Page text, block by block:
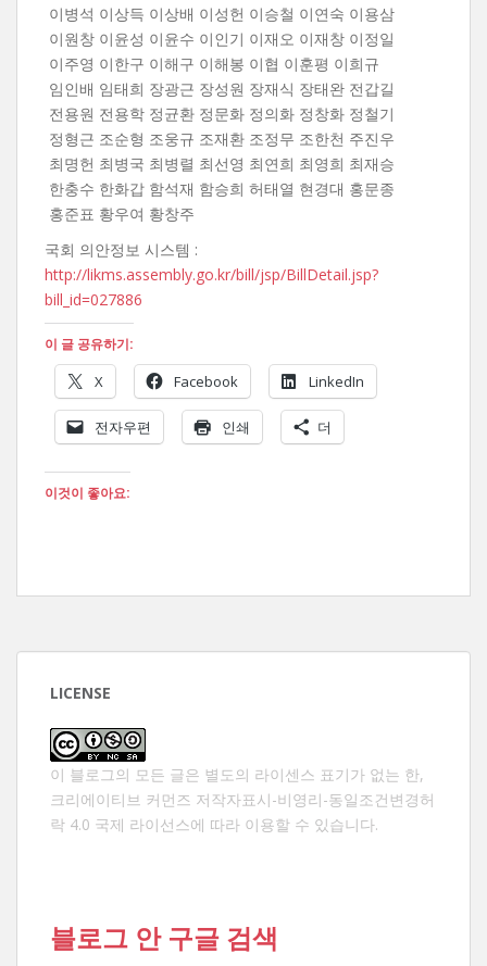
이병석 이상득 이상배 이성헌 이승철 이연숙 이용삼
이원창 이윤성 이윤수 이인기 이재오 이재창 이정일
이주영 이한구 이해구 이해봉 이협 이훈평 이희규
임인배 임태희 장광근 장성원 장재식 장태완 전갑길
전용원 전용학 정균환 정문화 정의화 정창화 정철기
정형근 조순형 조웅규 조재환 조정무 조한천 주진우
최명헌 최병국 최병렬 최선영 최연희 최영희 최재승
한충수 한화갑 함석재 함승희 허태열 현경대 홍문종
홍준표 황우여 황창주
국회 의안정보 시스템 :
http://likms.assembly.go.kr/bill/jsp/BillDetail.jsp?
bill_id=027886
이 글 공유하기:
X Facebook LinkedIn
전자우편 인쇄 더
이것이 좋아요:
LICENSE
이 블로그의 모든 글은 별도의 라이센스 표기가 없는 한,
크리에이티브 커먼즈 저작자표시-비영리-동일조건변경허
락 4.0 국제 라이선스에 따라 이용할 수 있습니다.
블로그 안 구글 검색